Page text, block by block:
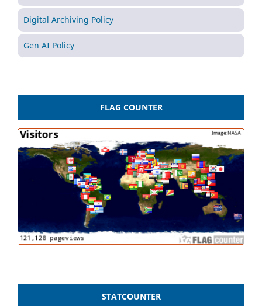
Digital Archiving Policy
Gen AI Policy
FLAG COUNTER
STATCOUNTER